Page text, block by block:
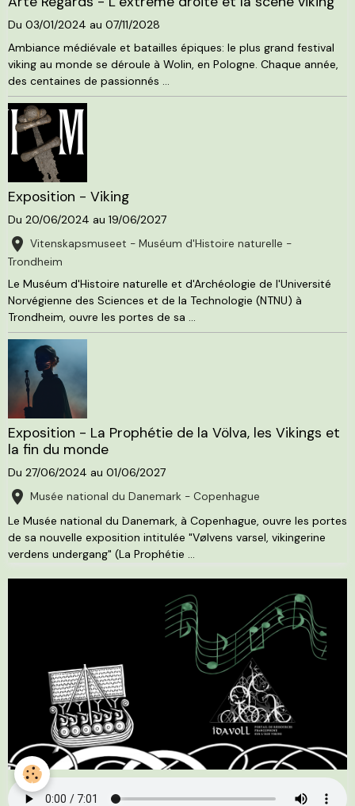
Du 03/01/2024 au 07/11/2028
Ambiance médiévale et batailles épiques: le plus grand festival
viking au monde se déroule à Wolin, en Pologne. Chaque année,
des centaines de passionnés ...
Exposition - Viking
Du 20/06/2024 au 19/06/2027
Vitenskapsmuseet - Muséum d'Histoire naturelle -
Trondheim
Le Muséum d'Histoire naturelle et d'Archéologie de l'Université
Norvégienne des Sciences et de la Technologie (NTNU) à
Trondheim, ouvre les portes de sa ...
Exposition - La Prophétie de la Völva, les Vikings et
la fin du monde
Du 27/06/2024 au 01/06/2027
Musée national du Danemark - Copenhague
Le Musée national du Danemark, à Copenhague, ouvre les portes
de sa nouvelle exposition intitulée "Vølvens varsel, vikingerine
verdens undergang" (La Prophétie ...